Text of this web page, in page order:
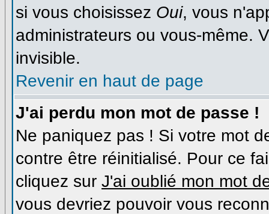
si vous choisissez Oui, vous
administrateurs ou vous-même.
invisible.
Revenir en haut de page
J'ai perdu mon mot de passe !
Ne paniquez pas ! Si votre mot
contre être réinitialisé. Pour ce
cliquez sur J'ai oublié mon mot
vous devriez pouvoir vous